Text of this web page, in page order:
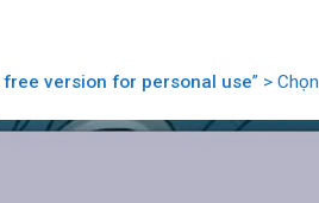
version for personal use” > Chọn